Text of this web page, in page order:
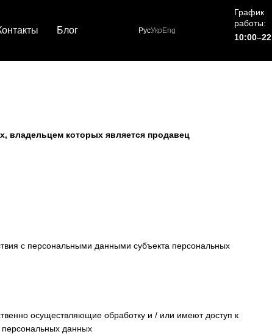
Блог РусУкр Eng
График
работы:
владельцем которых является продавец
с персональными данными субъекта персональных
осуществляющие обработку и / или имеют доступ к
данных